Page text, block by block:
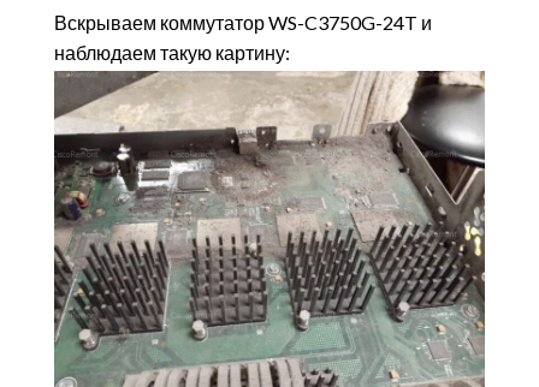
Вскрываем коммутатор WS-C3750G-24T и
наблюдаем такую картину: